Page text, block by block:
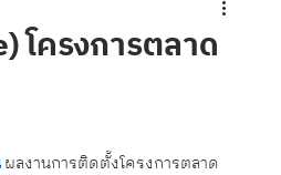
โครงการตลาด
ผลงานการติดตั้งโครงการตลาด